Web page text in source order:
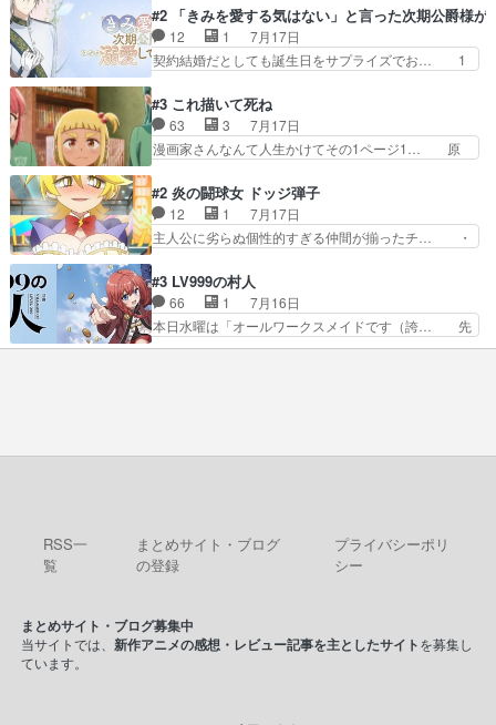
党、Bパートでは庇番衆。… 故郷は遠きにありて
思ふものそれは時行の鎌… というただの日常回か
と思いきや、そこから…
の仕事を思わせるケレン味作画… あいかわらず杉
田さんのアドリブっぽいなに… ギャグもいいし作
画も綺麗このシーンは原作… 呪いの人形は仲間に
なるの怪奇組とのネタ被… 呪いの人形、人形相手
のテンポの良さが光… 呪いの人形ドジっ子すぎる
しかも仲間になる… 呪いの人形がビビっとるぞ。
今回あんまりエ…
#2 「きみを愛する気はない」と言った次期公爵様が
12 1
7月17日
契約結婚だとしても誕生日をサプライズでお… 1
いろあったんだな。奥様の心が彼の心を… 政略結
婚による妬みから色んな嫌がらせを受… 【今夜の
アニメAは…】前向き没落令嬢×こ… マウントに
気付かない素直な主人公大丈夫か… もうユリウス
それでいいのか？と思わない… 貴族は階級社会で
大変だ。や、やはり同性に… 第２話をU-NEXTで
視聴しました。視聴…
#3 これ描いて死ね
63 3
7月17日
漫画家さんなんて人生かけてその1ページ1… 原
きで真っ直ぐな主人公と、拗らせに拗ら… にて、
落語部長役で出演させていただきまし… すげえお
もしろかった。アバンの諸星大二郎… ◤￣￣￣￣
￣￣￣￣￣￣￣￣￣￣名場面アイ… メンバーと部
んなジャンル描いてどんどん… 春の南東の空のお
とめ座付近明るい星は20… 明るい現役の青春と
暗い過去の情念とが良い…
#2 炎の闘球女 ドッジ弾子
12 1
7月17日
主人公に劣らぬ個性的すぎる仲間が揃ったチ… ・
登場!因縁のライバル!善の立ち位置で… しょーも
な…こんなもん真面目に見たらバカ… 宿命のライ
バルの襲撃に始まり、燃えるシチ… 早くもライバ
ルチーム。敵もなかなかに個性… があると思った
#3 LV999の村人
66 1
7月16日
本日水曜は「オールワークスメイドです（誇… 先
入観に縛られない鏡の姿勢と、アリスの笑… 本日
RSS一
覧
まとめサイト・ブログ
の登録
プライバシーポリ
シー
まとめサイト・ブログ募集中
当サイトでは、 新作アニメの感想・レビュー記事を主としたサイトを募集し
ています。